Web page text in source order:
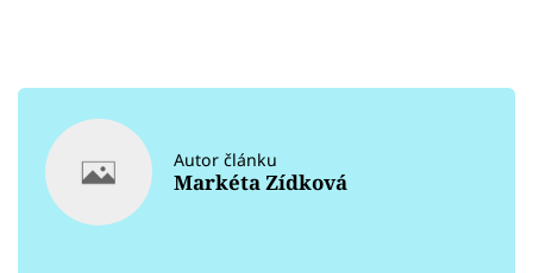
Autor článku
Markéta Zídková